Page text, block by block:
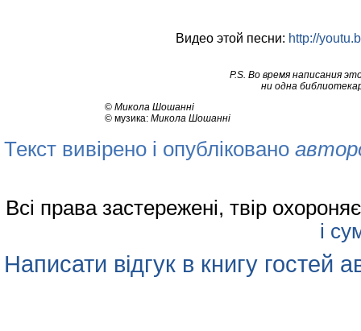
Видео этой песни: http://
P.S. Во время написания
ни одна
© Микола Шошанні
© музика: Микола Шошанні
Текст вивірено і опубліковано
Всі права застережені, твір
і
Написати відгук в книгу гостей